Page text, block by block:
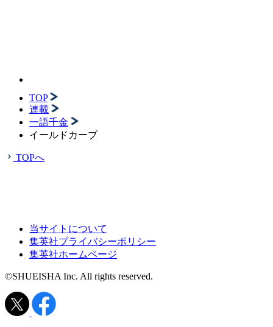
TOP
連載
一語千金
イールドカーブ
TOPへ
当サイトについて
集英社プライバシーポリシー
集英社ホームページ
©SHUEISHA Inc. All rights reserved.